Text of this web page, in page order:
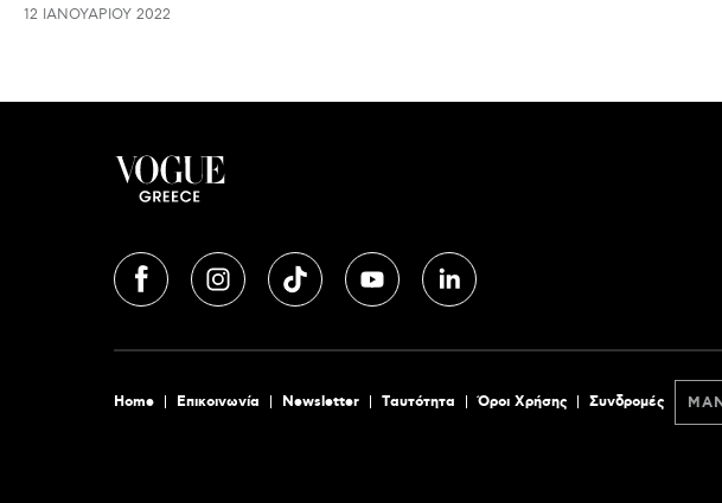
12 ΙΑΝΟΥΑΡΊΟΥ 2022
Home Επικοινωνία Newsletter Tαυτότητα Όροι Χρήσης Συνδρομές